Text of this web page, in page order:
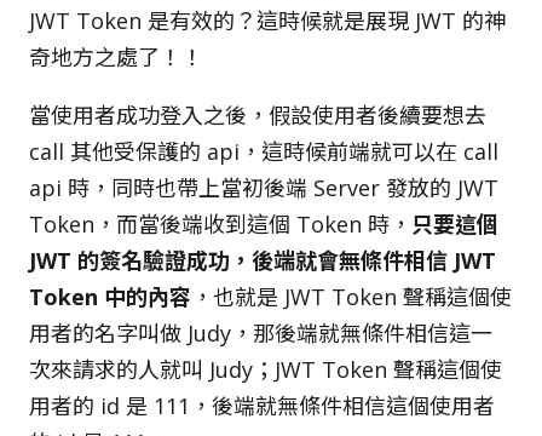
JWT Token 是有效的？這時候就是展現 JWT 的神
奇地方之處了！！
當使用者成功登入之後，假設使用者後續要想去
call 其他受保護的 api，這時候前端就可以在 call
api 時，同時也帶上當初後端 Server 發放的 JWT
Token，而當後端收到這個 Token 時， 只要這個
JWT 的簽名驗證成功，後端就會無條件相信 JWT
Token 中的內容 ，也就是 JWT Token 聲稱這個使
用者的名字叫做 Judy，那後端就無條件相信這一
次來請求的人就叫 Judy；JWT Token 聲稱這個使
用者的 id 是 111，後端就無條件相信這個使用者